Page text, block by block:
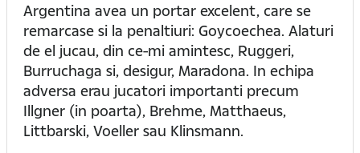
Argentina avea un portar excelent, care se
remarcase si la penaltiuri: Goycoechea. Alaturi
de el jucau, din ce-mi amintesc, Ruggeri,
Burruchaga si, desigur, Maradona. In echipa
adversa erau jucatori importanti precum
Illgner (in poarta), Brehme, Matthaeus,
Littbarski, Voeller sau Klinsmann.